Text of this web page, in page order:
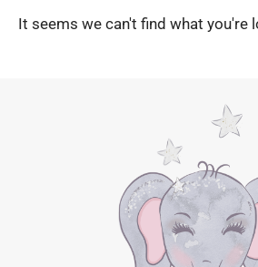
It seems we can't find what you're